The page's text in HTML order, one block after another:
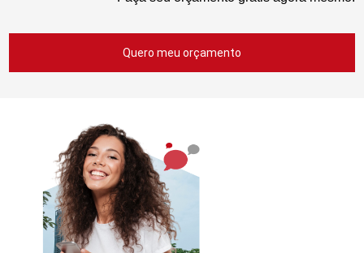
Quero meu orçamento